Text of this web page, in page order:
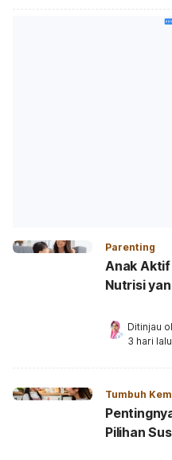
Parenting
Anak
Nutrisi
Ditinjau
3 hari lalu
Tumbuh
Pilihan